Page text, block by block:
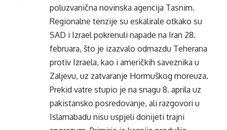
poluzvanična novinska agencija Tasnim.
Regionalne tenzije su eskalirale otkako su
SAD i Izrael pokrenuli napade na Iran 28.
februara, što je izazvalo odmazdu Teherana
protiv Izraela, kao i američkih saveznika u
Zaljevu, uz zatvaranje Hormuškog moreuza.
Prekid vatre stupio je na snagu 8. aprila uz
pakistansko posredovanje, ali razgovori u
Islamabadu nisu uspjeli donijeti trajni